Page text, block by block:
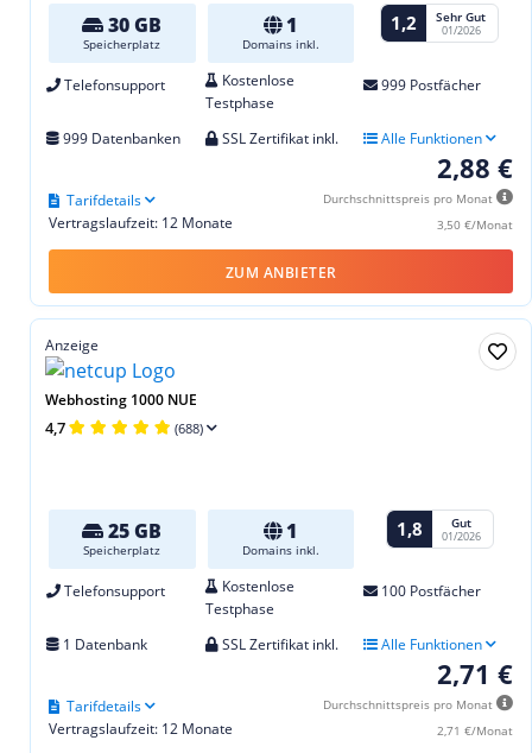
30 GB
Speicherplatz
1
Domains inkl.
1,2 Sehr Gut
01/2026
Telefonsupport
Kostenlose
Testphase
999 Postfächer
999 Datenbanken SSL Zertifikat inkl. Alle Funktionen
2,88 €
Durchschnittspreis pro Monat
3,50 €/Monat
Vertragslaufzeit: 12 Monate
Tarifdetails
ZUM ANBIETER
Anzeige
Webhosting 1000 NUE
4,7 (688)
25 GB
Speicherplatz
1
Domains inkl.
1,8 Gut
01/2026
Telefonsupport
Kostenlose
Testphase
100 Postfächer
1 Datenbank SSL Zertifikat inkl. Alle Funktionen
2,71 €
Durchschnittspreis pro Monat
2,71 €/Monat
Vertragslaufzeit: 12 Monate
Tarifdetails